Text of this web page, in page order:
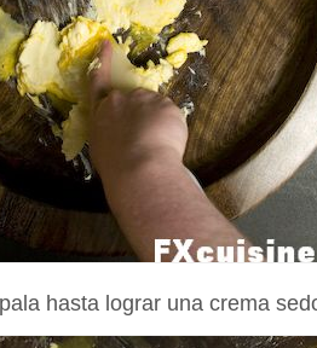
hasta lograr una crema